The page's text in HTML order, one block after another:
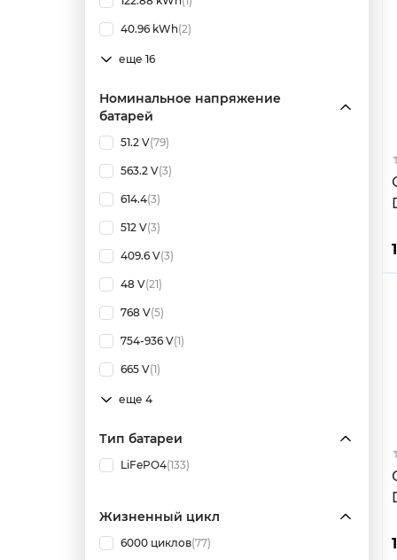
40.96 kWh(2)
еще 16
Номинальное напряжение
батарей
51.2 V(79)
563.2 V(3)
614.4(3)
512 V(3)
409.6 V(3)
48 V(21)
768 V(5)
754-936 V(1)
665 V(1)
еще 4
Тип батареи
LiFePO4(133)
Жизненный цикл
6000 циклов(77)